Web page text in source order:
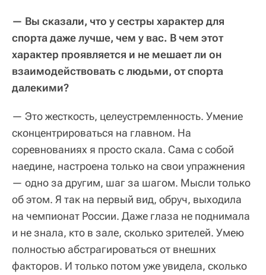
— Вы сказали, что у сестры характер для
спорта даже лучше, чем у вас. В чем этот
характер проявляется и не мешает ли он
взаимодействовать с людьми, от спорта
далекими?
— Это жесткость, целеустремленность. Умение
сконцентрироваться на главном. На
соревнованиях я просто скала. Сама с собой
наедине, настроена только на свои упражнения
— одно за другим, шаг за шагом. Мысли только
об этом. Я так на первый вид, обруч, выходила
на чемпионат России. Даже глаза не поднимала
и не знала, кто в зале, сколько зрителей. Умею
полностью абстрагироваться от внешних
факторов. И только потом уже увидела, сколько